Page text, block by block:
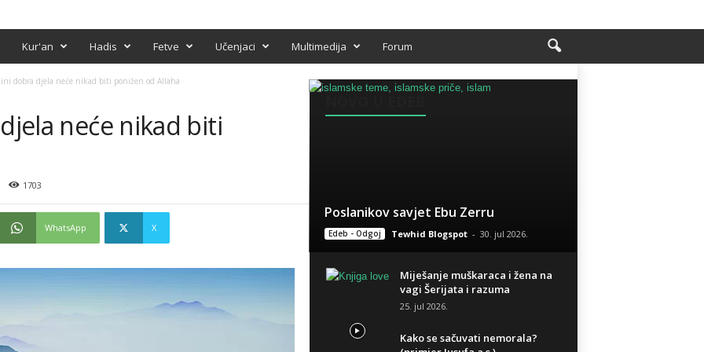
Kur'an Hadis Fetve Učenjaci Multimedija Forum
dobra djela neće nikad biti ponižen od Allaha
neće nikad biti
1703
WhatsApp X
Poslanikov savjet Ebu Zerru
Edeb - Odgoj Tewhid Blogspot - 30. jul 2026.
Miješanje muškaraca i žena na
vagi Šerijata i razuma
25. jul 2026.
Kako se sačuvati nemorala?